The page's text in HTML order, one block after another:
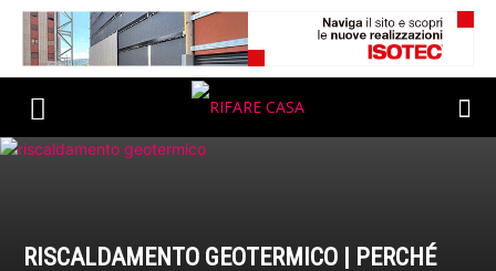
RISCALDAMENTO GEOTERMICO | PERCHÉ